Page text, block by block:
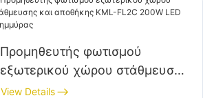
Προμηθευτής φωτισμού
εξωτερικού χώρου στάθμευσης
και αποθήκης KML-FL2C 200W
View Details